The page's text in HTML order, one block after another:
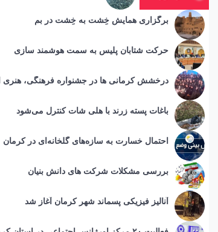
برگزاری همایش خِشت به خِشت در بم
حرکت شتابان پلیس به سمت هوشمند سازی
درخشش کرمانی ها در جشنواره فرهنگی، هنری
باغات پسته زرند با هلی شات کنترل می‌شود
احتمال خسارت به ساز‌ه‌های گلخانه‌ای در کرمان
بررسی مشکلات شرکت های دانش بنیان
آنالیز فیزیکی پسماند شهر کرمان آغاز شد